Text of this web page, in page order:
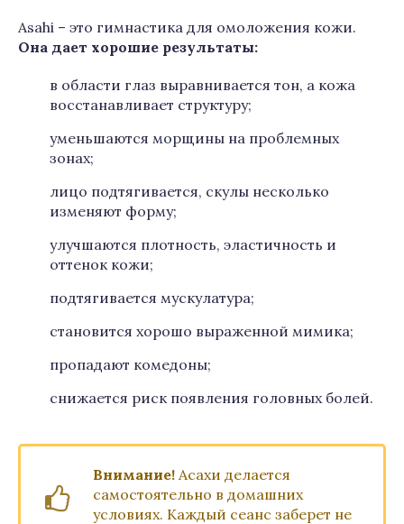
Asahi – это гимнастика для омоложения кожи.
Она дает хорошие результаты:
в области глаз выравнивается тон, а кожа
восстанавливает структуру;
уменьшаются морщины на проблемных
зонах;
лицо подтягивается, скулы несколько
изменяют форму;
улучшаются плотность, эластичность и
оттенок кожи;
подтягивается мускулатура;
становится хорошо выраженной мимика;
пропадают комедоны;
снижается риск появления головных болей.
Внимание! Асахи делается
самостоятельно в домашних
условиях. Каждый сеанс заберет не